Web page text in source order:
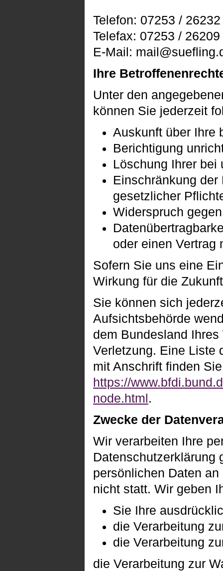
Telefon: 07253 / 26232
Telefax: 07253 / 26209
E-Mail:
Ihre
Unter den
können Sie jederzeit
Auskunft über Ihre
Berichtigung
Löschung Ihrer bei
Einschränkung der
gesetzlicher
Widerspruch
oder einen Vertrag
Sofern Sie uns eine
Wirkung für die
Sie können sich
Aufsichtsbehörde
dem Bundesland
Verletzung. Eine Liste
mit Anschrift finden
https://
node.html .
Zwecke der
Wir verarbeiten Ihre
Datenschutzerklärung
persönlichen Daten
nicht statt. Wir geben
Sie Ihre
die Verarbeitung
die Verarbeitung
die Verarbeitung zur